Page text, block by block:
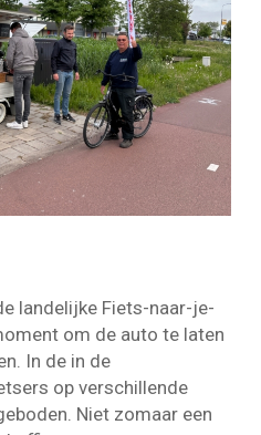
landelijke Fiets-naar-je-
om de auto te laten
In de in de
op verschillende
Niet zomaar een